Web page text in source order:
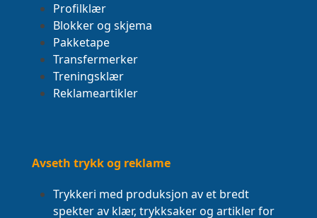
Profilklær
Blokker og skjema
Pakketape
Transfermerker
Treningsklær
Reklameartikler
Avseth trykk og reklame
Trykkeri med produksjon av et bredt
spekter av klær, trykksaker og artikler for